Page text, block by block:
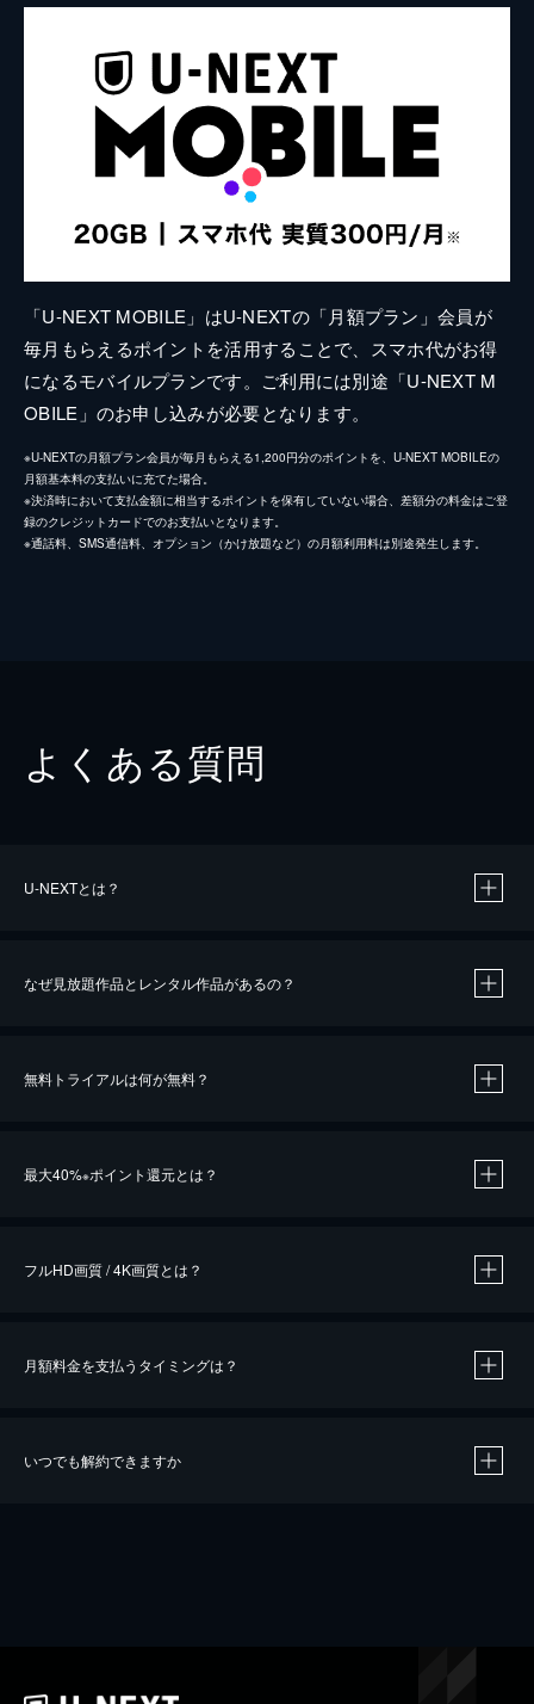
「U-NEXT MOBILE」はU-NEXTの「月額プラン」会員が
毎月もらえるポイントを活用することで、スマホ代がお得
になるモバイルプランです。ご利用には別途「U-NEXT M
OBILE」のお申し込みが必要となります。
※U-NEXTの月額プラン会員が毎月もらえる1,200円分のポイントを、U-NEXT MOBILEの
月額基本料の支払いに充てた場合。
※決済時において支払金額に相当するポイントを保有していない場合、差額分の料金はご登
録のクレジットカードでのお支払いとなります。
※通話料、SMS通信料、オプション（かけ放題など）の月額利用料は別途発生します。
よくある質問
U-NEXTとは？
なぜ見放題作品とレンタル作品があるの？
無料トライアルは何が無料？
最大40%※ポイント還元とは？
※40％ポイント還元の対象は、クレジットカード決済による作品の購入 / レンタルです。
iOSアプリのUコイン決済による作品の購入 / レンタルは、20％のポイント還元です。
フルHD画質 / 4K画質とは？
月額料金を支払うタイミングは？
いつでも解約できますか